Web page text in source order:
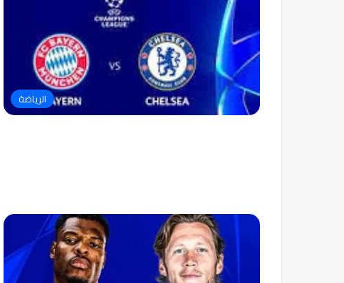
الرياضة